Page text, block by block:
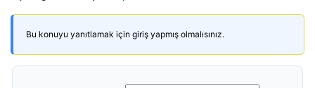
Bu konuyu yanıtlamak için giriş yapmış olmalısınız.